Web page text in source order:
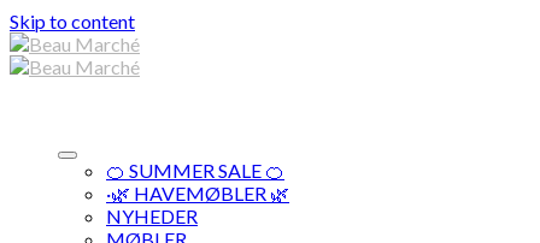
Skip to content
🍊 SUMMER SALE 🍊
·🌿 HAVEMØBLER 🌿
NYHEDER